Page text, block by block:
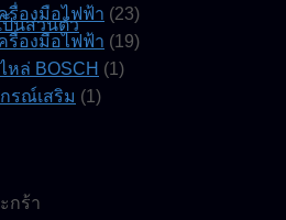
ป็นส่วนตัว
กร้า
ครื่องมือไฟฟ้า (23)
รื่องมือไฟฟ้า (19)
หล่ BOSCH (1)
รณ์เสริม (1)